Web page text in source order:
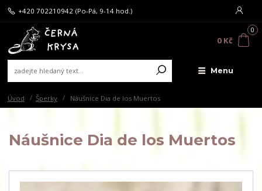
Menu
+420 702210942 (Po-Pá, 9-14 hod.)
0
0 Kč
Úvod Šperky Náušnice Dia de los Muertos
Náušnice Dia de los Muertos